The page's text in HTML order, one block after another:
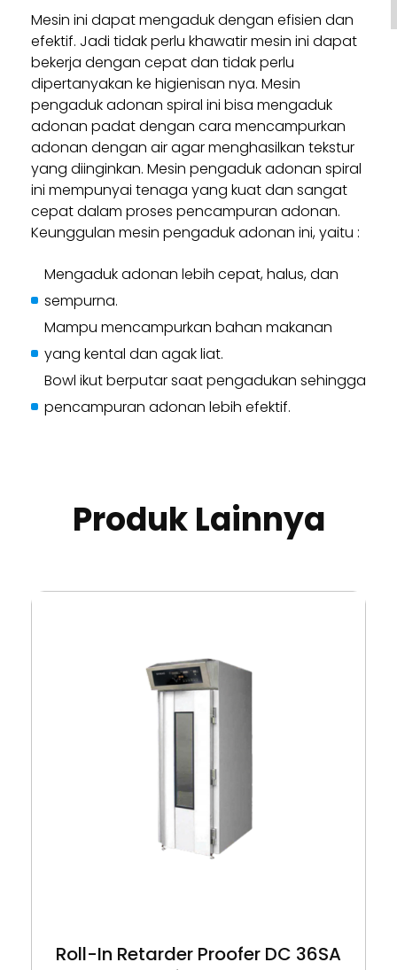
Mesin ini dapat mengaduk dengan efisien dan
efektif. Jadi tidak perlu khawatir mesin ini dapat
bekerja dengan cepat dan tidak perlu
dipertanyakan ke higienisan nya. Mesin
pengaduk adonan spiral ini bisa mengaduk
adonan padat dengan cara mencampurkan
adonan dengan air agar menghasilkan tekstur
yang diinginkan. Mesin pengaduk adonan spiral
ini mempunyai tenaga yang kuat dan sangat
cepat dalam proses pencampuran adonan.
Keunggulan mesin pengaduk adonan ini, yaitu :
Mengaduk adonan lebih cepat, halus, dan
sempurna.
Mampu mencampurkan bahan makanan
yang kental dan agak liat.
Bowl ikut berputar saat pengadukan sehingga
pencampuran adonan lebih efektif.
Produk Lainnya
Roll-In Retarder Proofer DC 36SA